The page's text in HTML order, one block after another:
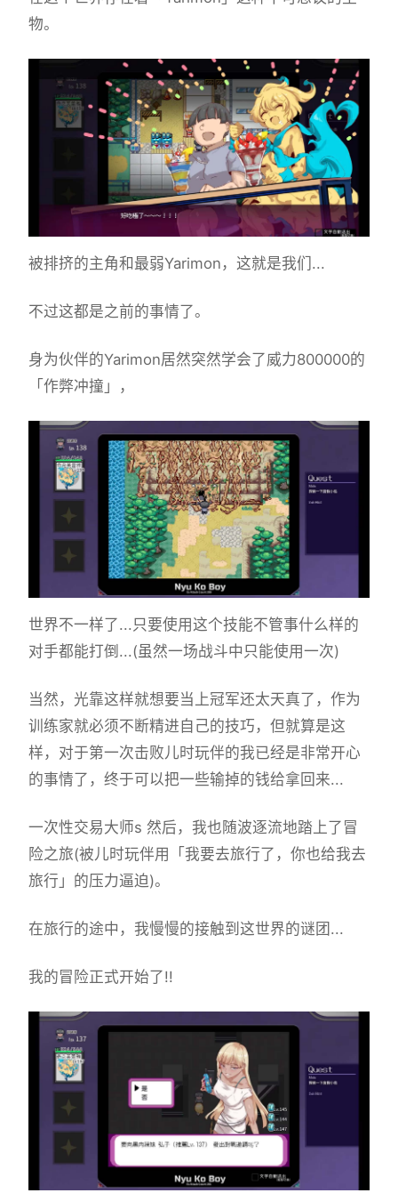
物。
被排挤的主角和最弱Yarimon，这就是我们...
不过这都是之前的事情了。
身为伙伴的Yarimon居然突然学会了威力800000的
「作弊冲撞」，
世界不一样了...只要使用这个技能不管事什么样的
对手都能打倒...(虽然一场战斗中只能使用一次)
当然，光靠这样就想要当上冠军还太天真了，作为
训练家就必须不断精进自己的技巧，但就算是这
样，对于第一次击败儿时玩伴的我已经是非常开心
的事情了，终于可以把一些输掉的钱给拿回来...
一次性交易大师s 然后，我也随波逐流地踏上了冒
险之旅(被儿时玩伴用「我要去旅行了，你也给我去
旅行」的压力逼迫)。
在旅行的途中，我慢慢的接触到这世界的谜团...
我的冒险正式开始了!!